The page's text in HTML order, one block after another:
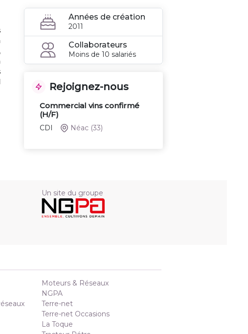
Années de création
2011
Collaborateurs
Moins de 10 salariés
Rejoignez-nous
Commercial vins confirmé
(H/F)
CDI Néac (33)
Un site du groupe
Moteurs & Réseaux
NGPA
Terre-net
Terre-net Occasions
La Toque